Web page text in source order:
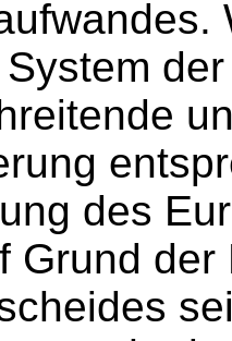
des
Grund